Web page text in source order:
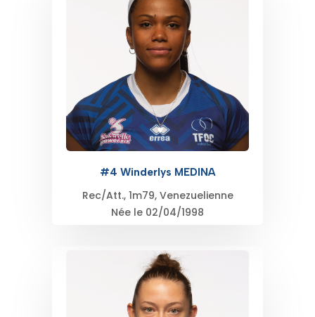
#4 Winderlys MEDINA
Rec/Att., 1m79, Venezuelienne
Née le 02/04/1998